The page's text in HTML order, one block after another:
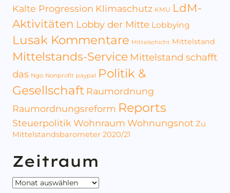
Kalte Progression Klimaschutz KMU LdM-
Aktivitäten Lobby der Mitte Lobbying
Lusak Kommentare Mittelschicht Mittelstand
Mittelstands-Service Mittelstand schafft
das Ngo Nonprofit paypal Politik &
Gesellschaft Raumordnung
Raumordnungsreform Reports
Steuerpolitik Wohnraum Wohnungsnot Zu
Mittelstandsbarometer 2020/21
Zeitraum
Zeitraum